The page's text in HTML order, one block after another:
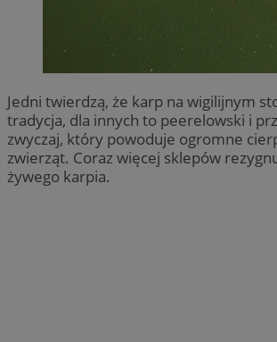
Jedni twierdzą, że karp na wigilijnym
tradycja, dla innych to peerelowski i
zwyczaj, który powoduje ogromne
zwierząt. Coraz więcej sklepów
żywego karpia.